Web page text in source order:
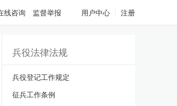
线咨询 监督举报 用户中心 注册
兵役法律法规
兵役登记工作规定
征兵工作条例